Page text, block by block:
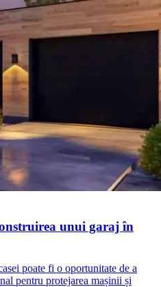
unui garaj în
poate fi o oportunitate de a
pentru protejarea mașinii și